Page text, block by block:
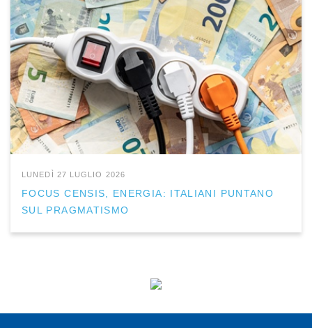
LUNEDÌ 27 LUGLIO 2026
FOCUS CENSIS, ENERGIA: ITALIANI PUNTANO
SUL PRAGMATISMO